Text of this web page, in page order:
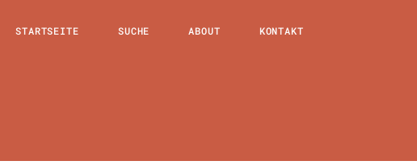
STARTSEITE SUCHE ABOUT KONTAKT